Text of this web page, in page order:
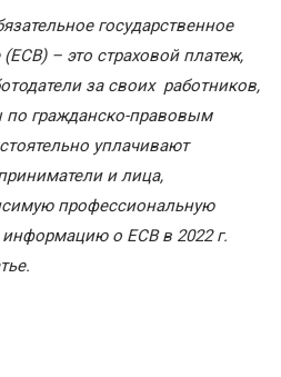
государственное
– это страховой платеж,
за своих работников,
гражданско-правовым
уплачивают
и лица,
профессиональную
о ЕСВ в 2022 г.